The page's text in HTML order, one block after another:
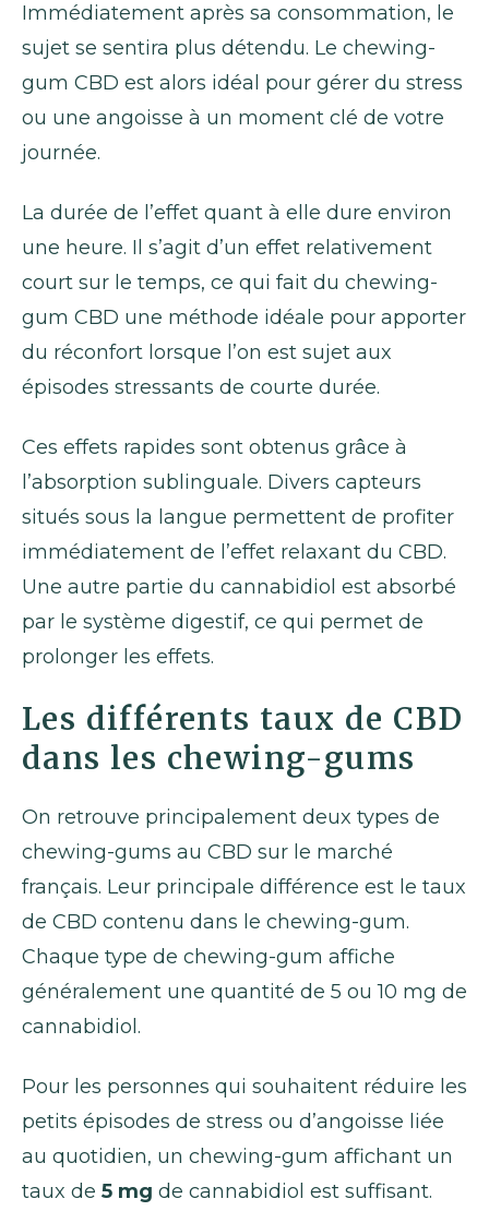
Immédiatement après sa consommation, le
sujet se sentira plus détendu. Le chewing-
gum CBD est alors idéal pour gérer du stress
ou une angoisse à un moment clé de votre
journée.
La durée de l’effet quant à elle dure environ
une heure. Il s’agit d’un effet relativement
court sur le temps, ce qui fait du chewing-
gum CBD une méthode idéale pour apporter
du réconfort lorsque l’on est sujet aux
épisodes stressants de courte durée.
Ces effets rapides sont obtenus grâce à
l’absorption sublinguale. Divers capteurs
situés sous la langue permettent de profiter
immédiatement de l’effet relaxant du CBD.
Une autre partie du cannabidiol est absorbé
par le système digestif, ce qui permet de
prolonger les effets.
Les différents taux de CBD
dans les chewing-gums
On retrouve principalement deux types de
chewing-gums au CBD sur le marché
français. Leur principale différence est le taux
de CBD contenu dans le chewing-gum.
Chaque type de chewing-gum affiche
généralement une quantité de 5 ou 10 mg de
cannabidiol.
Pour les personnes qui souhaitent réduire les
petits épisodes de stress ou d’angoisse liée
au quotidien, un chewing-gum affichant un
taux de 5 mg de cannabidiol est suffisant.